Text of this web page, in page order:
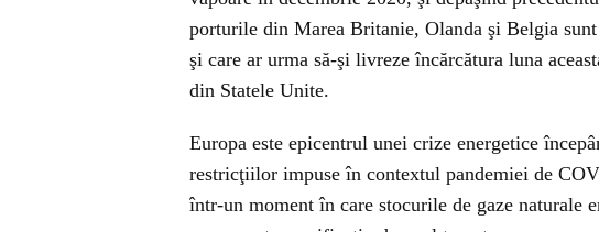
porturile din Marea Britanie, Olanda şi Belgia
şi care ar urma să-şi livreze încărcătura luna
din Statele Unite.
Europa este epicentrul unei crize energetice
restricţiilor impuse în contextul pandemiei de
într-un moment în care stocurile de gaze naturale